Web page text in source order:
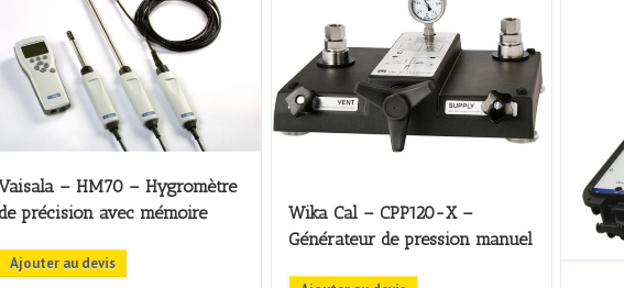
– HM70 – Hygromètre
précision avec mémoire
Ajouter au devis
Wika Cal – CPP120-X –
Générateur de pression manuel